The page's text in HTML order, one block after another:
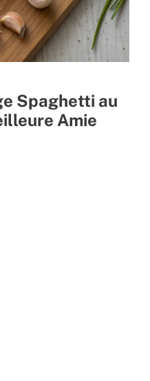
Spaghetti au
Amie